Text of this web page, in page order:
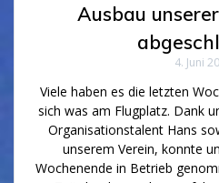
Ausbau
4. Juni
Viele haben es die letzten
sich was am Flugplatz. Dank
Organisationstalent Hans
unserem Verein, konnte
Wochenende in Betrieb